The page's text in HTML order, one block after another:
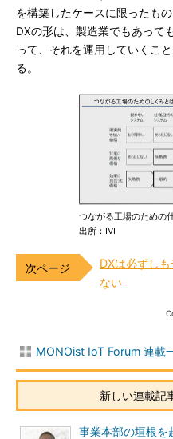
を構築したケースに限ったも
DXの形は、製造業でもあって
って、それを運用していくこ
る。
つながる工場のための
出所：IVI
DXは必ずし
ない
MONOist IoT Forum 連載
新しい連載記
事業本部の垣根